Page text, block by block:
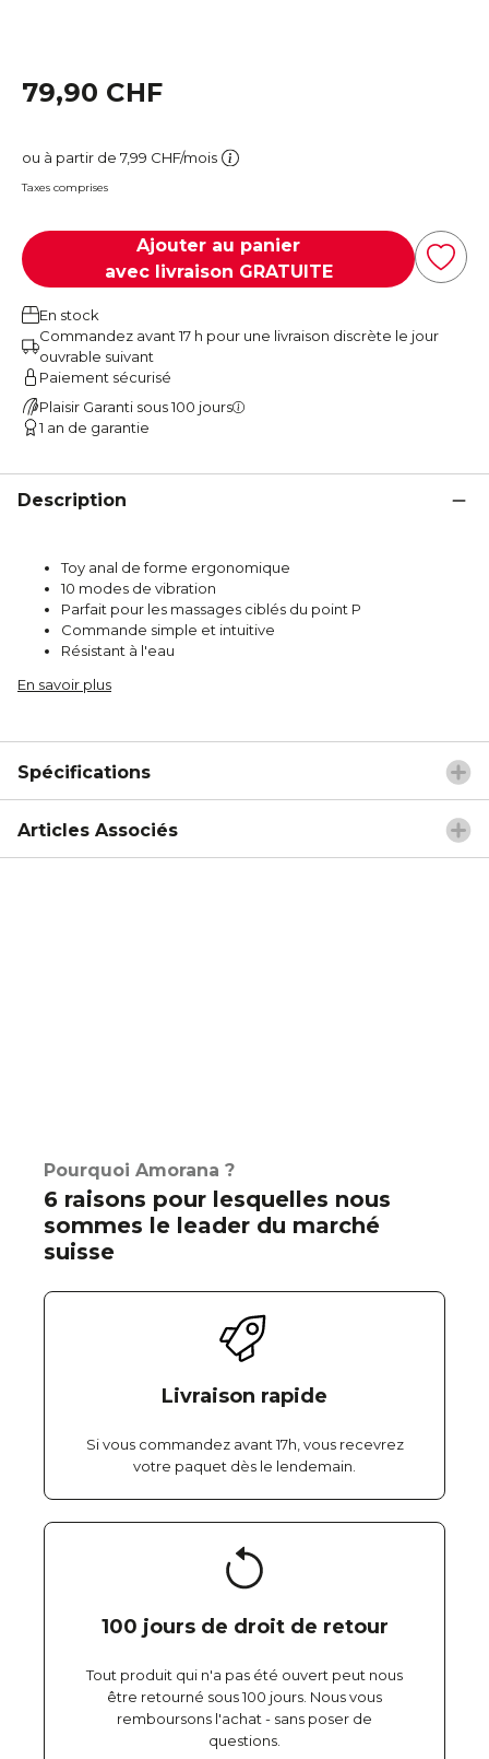
79,90 CHF
ou à partir de 7,99 CHF/mois
Taxes comprises
Ajouter au panier
avec livraison GRATUITE
En stock
Commandez avant 17 h pour une livraison discrète le jour
ouvrable suivant
Paiement sécurisé
Plaisir Garanti sous 100 jours
1 an de garantie
Description
Toy anal de forme ergonomique
10 modes de vibration
Parfait pour les massages ciblés du point P
Commande simple et intuitive
Résistant à l'eau
En savoir plus
Spécifications
Articles Associés
Pourquoi Amorana ?
6 raisons pour lesquelles nous
sommes le leader du marché
suisse
Livraison rapide
Si vous commandez avant 17h, vous recevrez
votre paquet dès le lendemain.
100 jours de droit de retour
Tout produit qui n'a pas été ouvert peut nous
être retourné sous 100 jours. Nous vous
remboursons l'achat - sans poser de
questions.